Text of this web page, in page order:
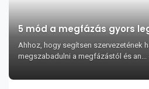
5 mód a megfázás gyors
Ahhoz, hogy segítsen szervezetének
megszabadulni a megfázástól és an...